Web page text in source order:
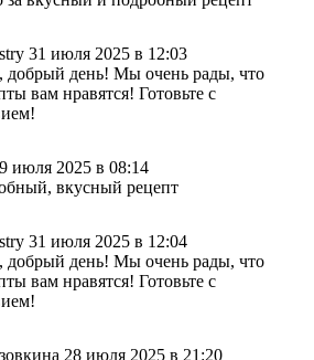
31 июля 2025 в 12:03
добрый день! Мы очень рады, что
вам нравятся! Готовьте с
июля 2025 в 08:14
вкусный рецепт
31 июля 2025 в 12:04
добрый день! Мы очень рады, что
вам нравятся! Готовьте с
28 июля 2025 в 21:20